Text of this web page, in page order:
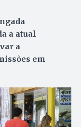
a atual
a
em